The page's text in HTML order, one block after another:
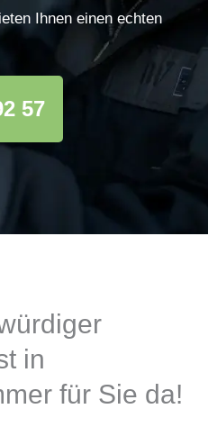
Ihnen einen echten
57
in
für Sie da!